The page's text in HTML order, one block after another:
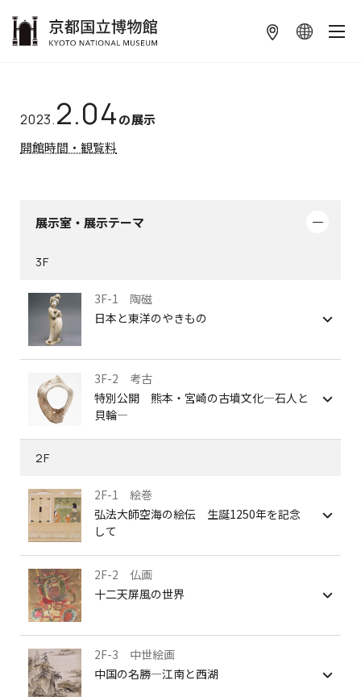
2023.2.04の展示
開館時間・観覧料
展示室・展示テーマ
3F
3F-1 陶磁
日本と東洋のやきもの
3F-2 考古
特別公開 熊本・宮崎の古墳文化―石人と
貝輪―
2F
2F-1 絵巻
弘法大師空海の絵伝 生誕1250年を記念
して
2F-2 仏画
十二天屏風の世界
2F-3 中世絵画
中国の名勝―江南と西湖